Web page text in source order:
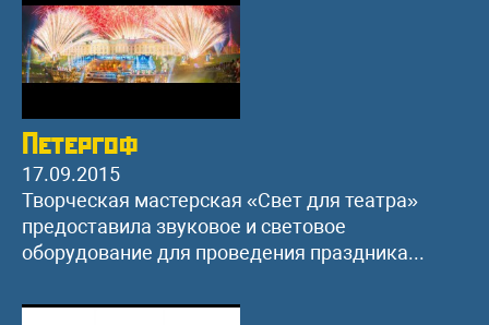
Петергоф
17.09.2015
Творческая мастерская «Свет для театра»
предоставила звуковое и световое
оборудование для проведения праздника...